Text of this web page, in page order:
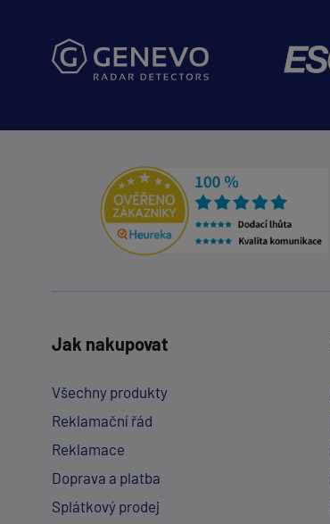
Jak nakupovat
Všechny produkty
Reklamační řád
Reklamace
Doprava a platba
Splátkový prodej